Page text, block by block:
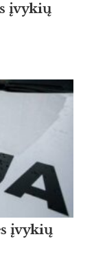
įvykių
įvykių